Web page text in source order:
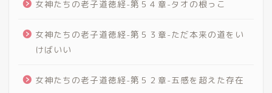
女神たちの老子道徳経-第５４章-タオの根っこ
女神たちの老子道徳経-第５３章-ただ本来の道をい
けばいい
女神たちの老子道徳経-第５２章-五感を超えた存在